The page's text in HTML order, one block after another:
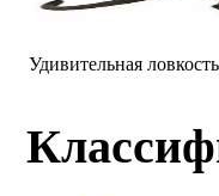
Удивительная